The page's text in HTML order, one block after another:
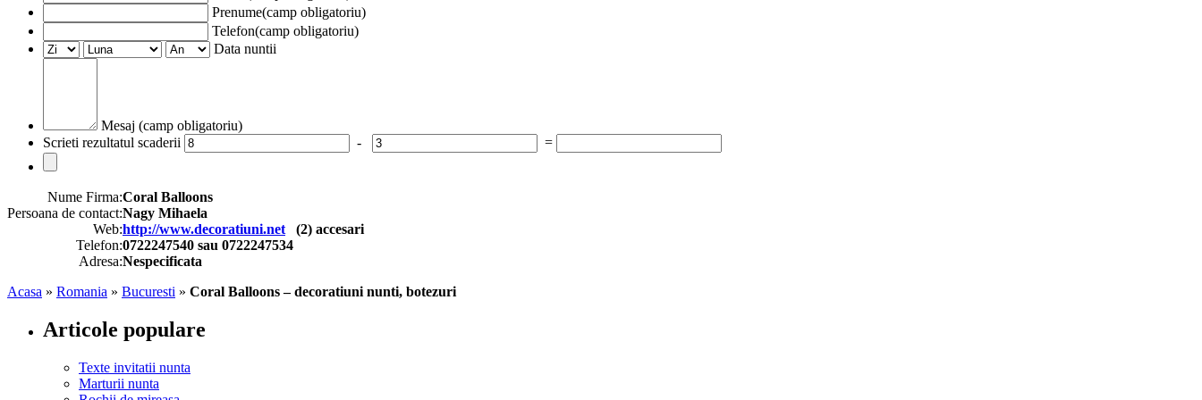
Prenume(camp obligatoriu)
Telefon(camp obligatoriu)
Data nuntii
Mesaj (camp obligatoriu)
Scrieti rezultatul scaderii
- =
Nume Firma:Coral Balloons
Persoana de contact:Nagy Mihaela
Web:http://www.decoratiuni.net (2) accesari
Telefon:0722247540 sau 0722247534
Adresa:Nespecificata
Acasa » Romania » Bucuresti » Coral Balloons – decoratiuni nunti, botezuri
Articole populare
Texte invitatii nunta
Marturii nunta